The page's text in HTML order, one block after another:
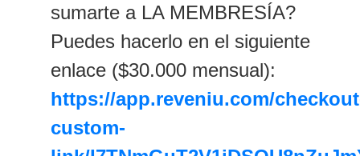
sumarte a LA MEMBRESÍA?
Puedes hacerlo en el siguiente
enlace ($30.000 mensual):
https://app.reveniu.com/
custom-